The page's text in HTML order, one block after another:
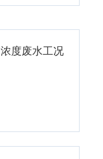
度废水工况